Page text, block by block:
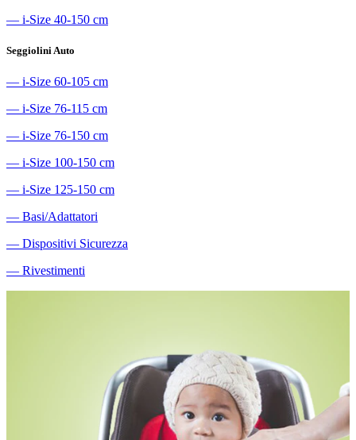
― i-Size 40-150 cm
Seggiolini Auto
― i-Size 60-105 cm
― i-Size 76-115 cm
― i-Size 76-150 cm
― i-Size 100-150 cm
― i-Size 125-150 cm
― Basi/Adattatori
― Dispositivi Sicurezza
― Rivestimenti